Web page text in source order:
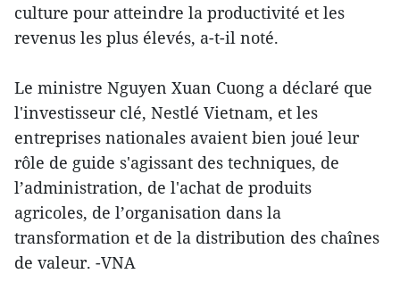
culture pour atteindre la productivité et les
revenus les plus élevés, a-t-il noté.
Le ministre Nguyen Xuan Cuong a déclaré que
l'investisseur clé, Nestlé Vietnam, et les
entreprises nationales avaient bien joué leur
rôle de guide s'agissant des techniques, de
l’administration, de l'achat de produits
agricoles, de l’organisation dans la
transformation et de la distribution des chaînes
de valeur. -VNA